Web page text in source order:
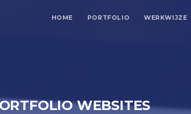
HOME PORTFOLIO WERKWIJZE
WEBSITES